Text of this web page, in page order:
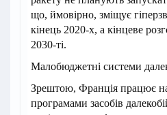
що, ймовірно, зміщує
кінець 2020-х, а кінцеве
2030-ті.
Малобюджетні системи
Зрештою, Франція працює
програмами засобів